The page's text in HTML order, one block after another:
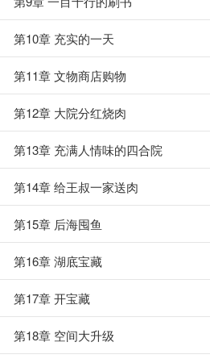
第10章 充实的一天
第11章 文物商店购物
第12章 大院分红烧肉
第13章 充满人情味的四合院
第14章 给王叔一家送肉
第15章 后海囤鱼
第16章 湖底宝藏
第17章 开宝藏
第18章 空间大升级